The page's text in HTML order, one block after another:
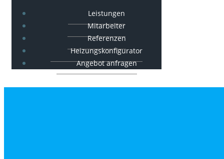
Leistungen
Mitarbeiter
Referenzen
Heizungskonfigurator
Angebot anfragen